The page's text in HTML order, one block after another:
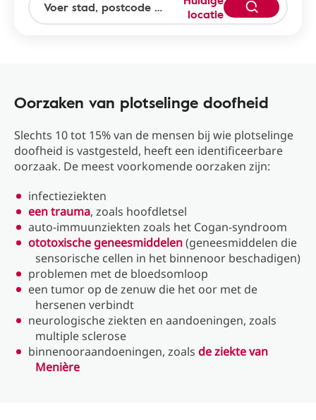
locatie
Oorzaken van plotselinge doofheid
Slechts 10 tot 15% van de mensen bij wie plotselinge
doofheid is vastgesteld, heeft een identificeerbare
oorzaak. De meest voorkomende oorzaken zijn:
infectieziekten
een trauma, zoals hoofdletsel
auto-immuunziekten zoals het Cogan-syndroom
ototoxische geneesmiddelen(geneesmiddelen die
sensorische cellen in het binnenoor beschadigen)
problemen met de bloedsomloop
een tumor op de zenuw die het oor met de
hersenen verbindt
neurologische ziekten en aandoeningen, zoals
multiple sclerose
binnenooraandoeningen, zoals de ziekte van
Menière